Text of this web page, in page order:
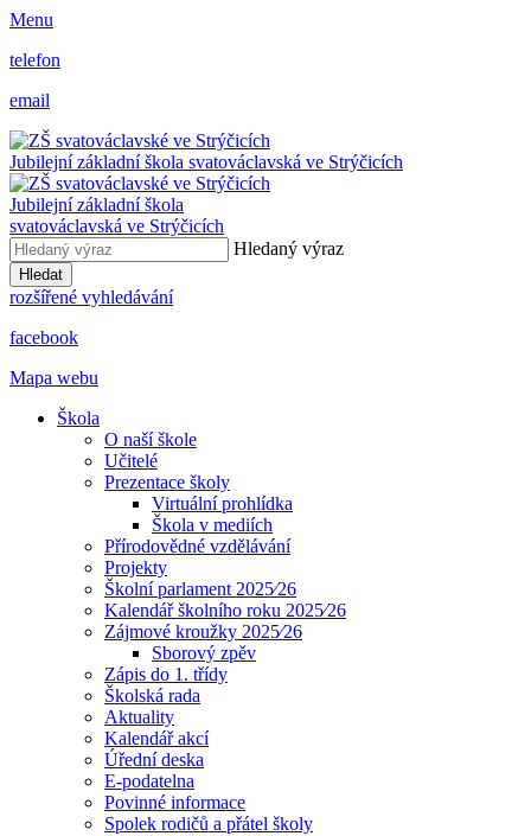
Menu
telefon
email
Jubilejní základní škola svatováclavská ve Strýčicích
Jubilejní základní škola
svatováclavská ve Strýčicích
Hledaný výraz
Hledat
rozšířené vyhledávání
facebook
Mapa webu
Škola
O naší škole
Učitelé
Prezentace školy
Virtuální prohlídka
Škola v mediích
Přírodovědné vzdělávání
Projekty
Školní parlament 2025⁄26
Kalendář školního roku 2025⁄26
Zájmové kroužky 2025⁄26
Sborový zpěv
Zápis do 1. třídy
Školská rada
Aktuality
Kalendář akcí
Úřední deska
E-podatelna
Povinné informace
Spolek rodičů a přátel školy